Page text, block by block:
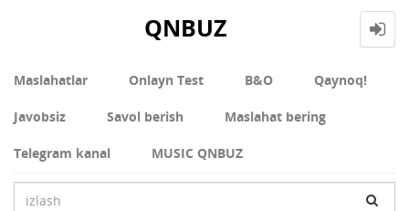
QNBUZ
Maslahatlar Onlayn Test В&О Qaynoq!
Javobsiz Savol berish Maslahat bering
Telegram kanal MUSIC QNBUZ